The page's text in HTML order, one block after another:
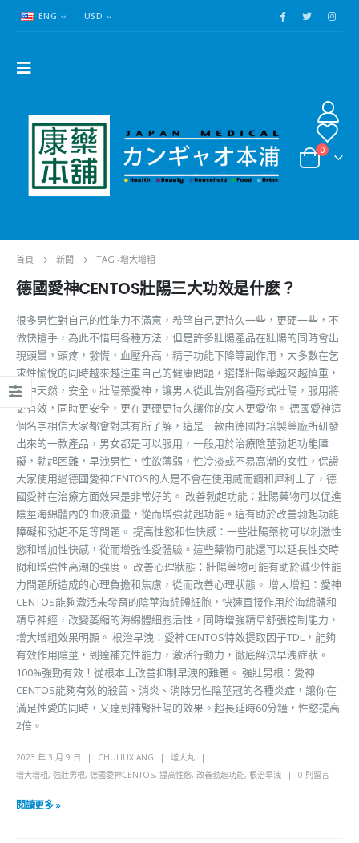
ENG USD
0
首頁 新聞 TAG -增大增粗
德國愛神CENTOS壯陽三大功效是什麽？
很多男性對自己的性能力不滿意，希望自己更持久一些，更硬一些，不
做快搶手，為此不惜用各種方法，但是許多壯陽產品在壯陽的同時會出
現頭暈，頭疼，發慌，血壓升高，精子功能下降等副作用，大多數在乞
求性愉悅的同時越來越注重自己的健康問題，選擇壯陽藥越來越慎重，
看中天然，安全。壯陽藥愛神，讓男人從此告別各種形式壯陽，服用將
更有效，同時更安全，更在更硬更持久讓你的女人更愛你。 德國愛神這
個名字相信大家都會對其有所了解，這是一款由德國舒培製藥廠所研發
出來的一款產品，男女都是可以服用，一般用於治療陰莖勃起功能障
礙，勃起困難，早洩男性，性欲薄弱，性冷淡或不易高潮的女性，保證
大家使用過德國愛神CENTOS的人是不會在使用威而鋼和犀利士了，德
國愛神在治療方面效果是非常好的。 改善勃起功能：壯陽藥物可以促進
陰莖海綿體內的血液流量，從而增強勃起功能。這有助於改善勃起功能
障礙和勃起不足等問題。 提高性慾和性快感：一些壯陽藥物可以刺激性
慾和增加性快感，從而增強性愛體驗。這些藥物可能還可以延長性交時
間和增強性高潮的強度。 改善心理狀態：壯陽藥物可能有助於減少性能
力問題所造成的心理負擔和焦慮，從而改善心理狀態。 增大增粗：愛神
CENTOS能夠激活未發育的陰莖海綿體細胞，快速直接作用於海綿體和
精阜神經，改變萎縮的海綿體細胞活性，同時增強精阜舒張控制能力，
增大增粗效果明顯。 根治早洩：愛神CENTOS特效提取因子TDL，能夠
有效作用陰莖，到達補充性能力，激活行動力，徹底解決早洩症狀。
100%強勁有效！從根本上改善抑制早洩的難題。 強壯男根：愛神
CENTOS能夠有效的殺菌、消炎、消除男性陰莖冠的各種炎症，讓你在
滿足性愛的同時，又達到補腎壯陽的效果。超長延時60分鐘，性慾提高
2倍。
2023 年 3 月 9 日 CHULIUXIANG
增大丸
增大增粗, 強壯男根, 德國愛神CENTOS, 提高性慾, 改善勃起功能, 根治早洩 0 則留言
閱讀更多 »